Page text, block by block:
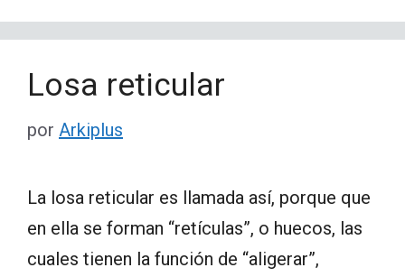
Losa reticular
por Arkiplus
La losa reticular es llamada así, porque que
en ella se forman “retículas”, o huecos, las
cuales tienen la función de “aligerar”,